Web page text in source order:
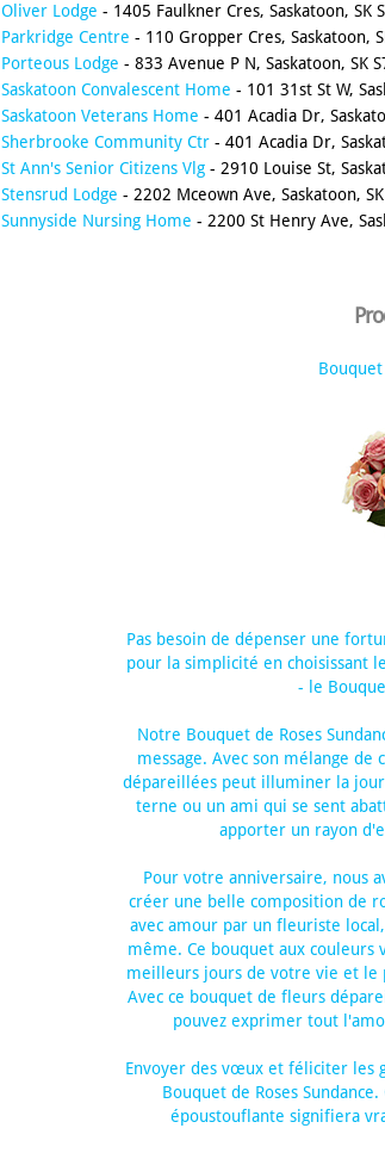
Oliver Lodge - 1405 Faulkner Cres, Saskatoon, SK
Parkridge Centre - 110 Gropper Cres, Saskatoon,
Porteous Lodge - 833 Avenue P N, Saskatoon, SK
Saskatoon Convalescent Home - 101 31st St W,
Saskatoon Veterans Home - 401 Acadia Dr,
Sherbrooke Community Ctr - 401 Acadia Dr,
St Ann's Senior Citizens Vlg - 2910 Louise St,
Stensrud Lodge - 2202 Mceown Ave, Saskatoon, SK
Sunnyside Nursing Home - 2200 St Henry Ave,
Bouquet
Pas besoin de dépenser une
pour la simplicité en choisissant
- le
Notre Bouquet de Roses
message. Avec son mélange
dépareillées peut illuminer la
terne ou un ami qui se sent
apporter un rayon
Pour votre anniversaire, nous
créer une belle composition de
avec amour par un fleuriste
même. Ce bouquet aux couleurs
meilleurs jours de votre vie et le
Avec ce bouquet de fleurs
pouvez exprimer tout
Envoyer des vœux et féliciter les
Bouquet de Roses
époustouflante signifiera